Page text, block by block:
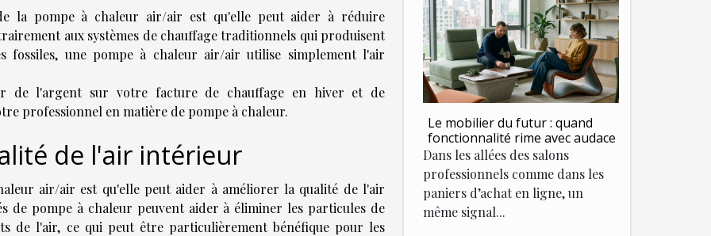
la pompe à chaleur air/air est qu'elle peut aider à réduire
aux systèmes de chauffage traditionnels qui produisent
fossiles, une pompe à chaleur air/air utilise simplement l'air
de l'argent sur votre facture de chauffage en hiver et de
professionnel en matière de pompe à chaleur.
de l'air intérieur
air/air est qu'elle peut aider à améliorer la qualité de l'air
de pompe à chaleur peuvent aider à éliminer les particules de
de l'air, ce qui peut être particulièrement bénéfique pour les
Le mobilier du futur : quand
fonctionnalité rime avec audace
Dans les allées des salons
professionnels comme dans les
paniers d’achat en ligne, un
même signal...